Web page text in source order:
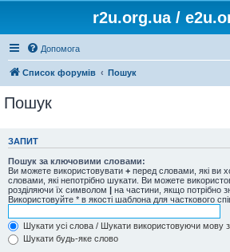
r2u.org.ua /
Допомога
Список форумів Пошук
Пошук
ЗАПИТ
Пошук за ключовими словами:
Ви можете використовувати + перед словами, які ви
словами, які непотрібно шукати. Ви можете
розділяючи їх символом | на частини, якщо потрібно
Використовуйте * в якості шаблона для часткового
Шукати усі слова / Шукати використовуючи мову
Шукати будь-яке слово